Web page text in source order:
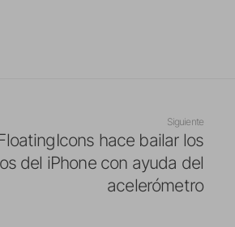
Siguiente
hace bailar los
del iPhone con ayuda del
acelerómetro